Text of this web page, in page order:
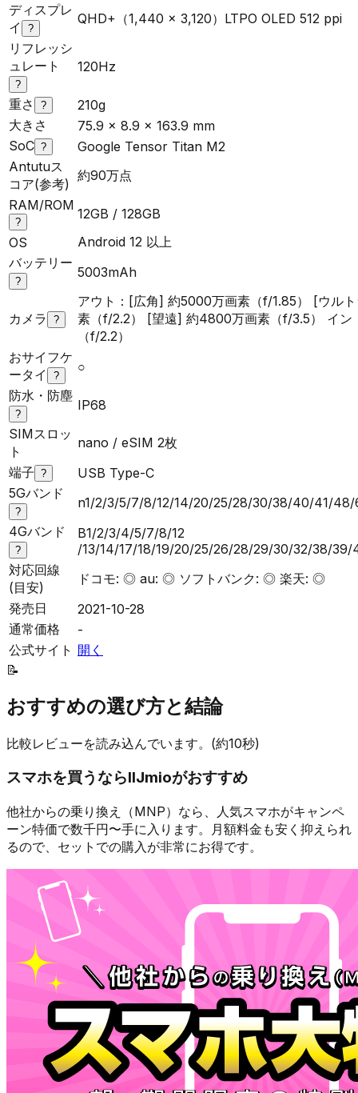
ディスプレ
イ
?
QHD+（1,440 x 3,120）LTPO OLED 512 ppi
リフレッシ
ュレート
?
120Hz
重さ ?
210g
大きさ
75.9 x 8.9 x 163.9 mm
SoC ?
Google Tensor Titan M2
Antutuス
コア(参考)
約90万点
RAM/ROM
?
12GB / 128GB
OS
Android 12 以上
バッテリー
?
5003mAh
カメラ ?
アウト：[広角] 約5000万画素（f/1.85） [ウル
素（f/2.2） [望遠] 約4800万画素（f/3.5） イン
（f/2.2）
おサイフケ
ータイ
?
○
防水・防塵
?
IP68
SIMスロッ
ト
nano / eSIM 2枚
端子 ?
USB Type-C
5Gバンド
?
n1/2/3/5/7/8/12/14/20/25/28/30/38/40/41/
4Gバンド
?
B1/2/3/4/5/7/8/12
/13/14/17/18/19/20/25/26/28/29/30/32/38/
対応回線
(目安)
ドコモ: ◎ au: ◎ ソフトバンク: ◎ 楽天: ◎
発売日
2021-10-28
通常価格
-
公式サイト 開く
📝
おすすめの選び方と結論
比較レビューを読み込んでいます。(約10秒)
スマホを買うならIIJmioがおすすめ
他社からの乗り換え（MNP）なら、人気スマホがキャンペ
ーン特価で数千円〜手に入ります。月額料金も安く抑えられ
るので、セットでの購入が非常にお得です。